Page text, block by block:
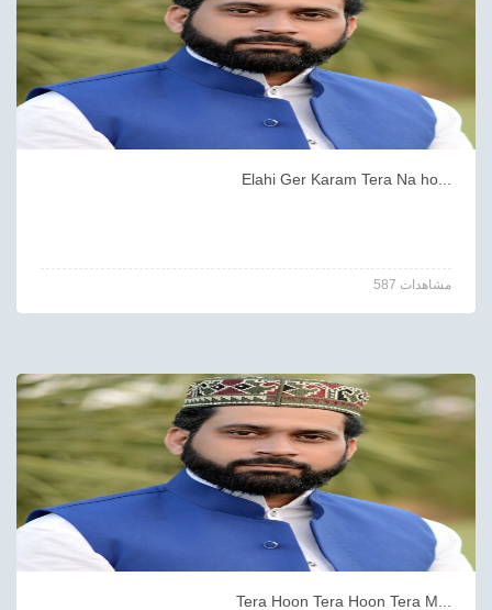
Elahi Ger Karam Tera Na ho...
587 مشاهدات
Tera Hoon Tera Hoon Tera M...